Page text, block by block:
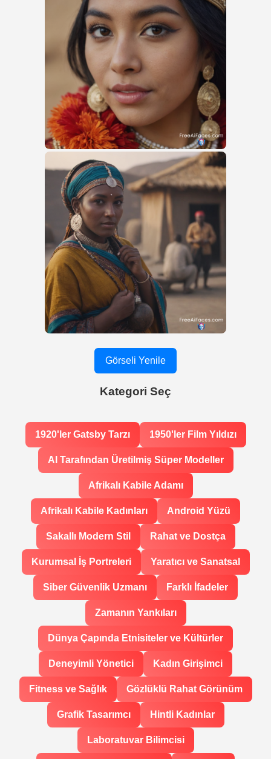
Görseli Yenile
Kategori Seç
1920'ler Gatsby Tarzı 1950'ler Film Yıldızı
AI Tarafından Üretilmiş Süper Modeller
Afrikalı Kabile Adamı
Afrikalı Kabile Kadınları Android Yüzü
Sakallı Modern Stil Rahat ve Dostça
Kurumsal İş Portreleri Yaratıcı ve Sanatsal
Siber Güvenlik Uzmanı Farklı İfadeler
Zamanın Yankıları
Dünya Çapında Etnisiteler ve Kültürler
Deneyimli Yönetici Kadın Girişimci
Fitness ve Sağlık Gözlüklü Rahat Görünüm
Grafik Tasarımcı Hintli Kadınlar
Laboratuvar Bilimcisi